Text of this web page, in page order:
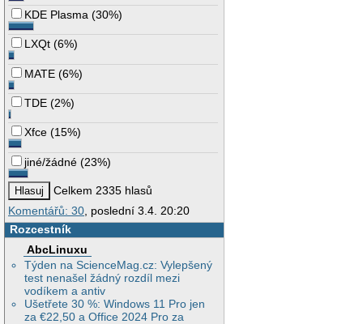
KDE Plasma (30%)
LXQt (6%)
MATE (6%)
TDE (2%)
Xfce (15%)
jiné/žádné (23%)
Celkem 2335 hlasů
Komentářů: 30, poslední 3.4. 20:20
Rozcestník
AbcLinuxu
Týden na ScienceMag.cz: Vylepšený
test nenašel žádný rozdíl mezi
vodíkem a antiv
Ušetřete 30 %: Windows 11 Pro jen
za €22,50 a Office 2024 Pro za